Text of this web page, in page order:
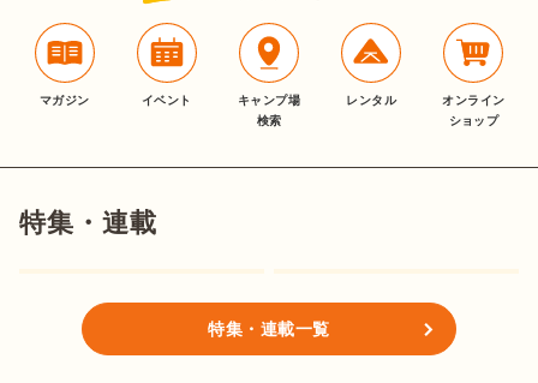
マガジン イベント
キャンプ場
検索
レンタル
オンライン
ショップ
特集・連載
特集・連載一覧